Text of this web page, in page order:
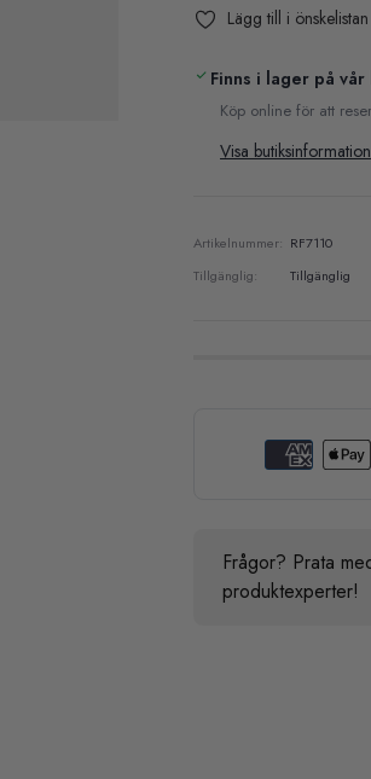
Lägg till i önskelistan
Finns i lager på
Köp online för att
Visa butiksinformation
Artikelnummer: RF7110
Tillgänglig:
Tillgänglig
Frågor? Prata
produktexperter!